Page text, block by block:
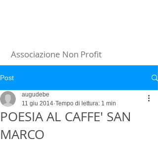
Associazione Non Profit
Post
POESIA AL CAFFE' SAN
MARCO
augudebe
11 giu 2014 Tempo di lettura: 1 min